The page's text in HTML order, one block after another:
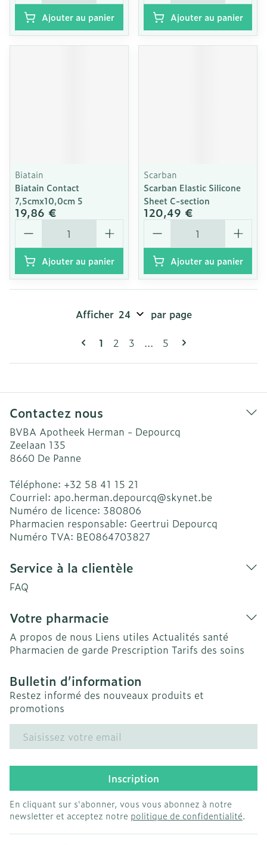
Ajouter au panier Ajouter au panier
Biatain
Biatain Contact
7,5cmx10,0cm 5
19,86 €
Quantité
Ajouter au panier
Scarban
Scarban Elastic Silicone
Sheet C-section
120,49 €
Quantité
Ajouter au panier
Pages
Vous lisez actuellement la page
1 Page
2 Page
3 ... Page
5
Afficher par page
Contactez nous
BVBA Apotheek Herman - Depourcq
Zeelaan 135
8660 De Panne
Téléphone: +32 58 41 15 21
Courriel: apo.herman.depourcq@skynet.be
Numéro de licence: 380806
Pharmacien responsable: Geertrui Depourcq
Numéro TVA: BE0864703827
Service à la clientèle
FAQ
Votre pharmacie
A propos de nous Liens utiles Actualités santé
Pharmacien de garde Prescription Tarifs des soins
Bulletin d’information
Restez informé des nouveaux produits et
promotions
Adresse mail
Inscription
En cliquant sur s'abonner, vous vous abonnez à notre
newsletter et acceptez notre politique de confidentialité.